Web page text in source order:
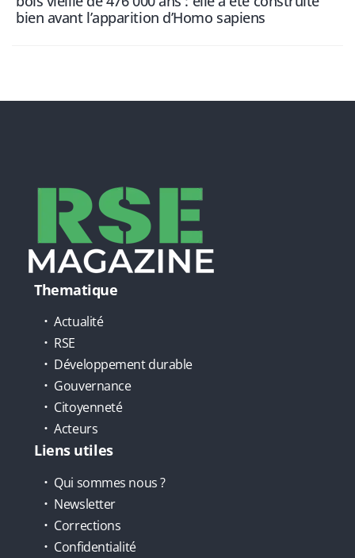
bien avant l’apparition d’Homo sapiens
Thematique
Actualité
RSE
Développement durable
Gouvernance
Citoyenneté
Acteurs
Liens utiles
Qui sommes nous ?
Newsletter
Corrections
Confidentialité